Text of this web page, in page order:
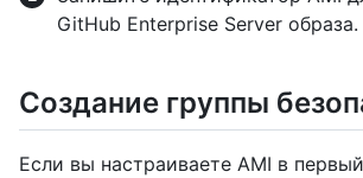
GitHub Enterprise Server образа.
Создание группы
Если вы настраиваете AMI в